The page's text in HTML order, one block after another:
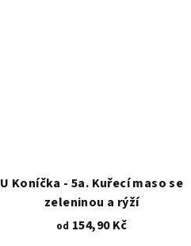
U Koníčka - 5a. Kuřecí maso se
zeleninou a rýží
od 154,90 Kč